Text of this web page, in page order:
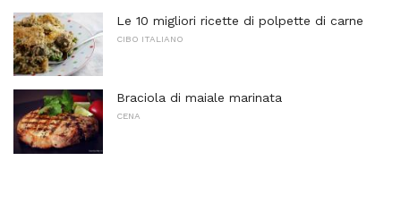
Le 10 migliori ricette di polpette di carne
CIBO ITALIANO
Braciola di maiale marinata
CENA